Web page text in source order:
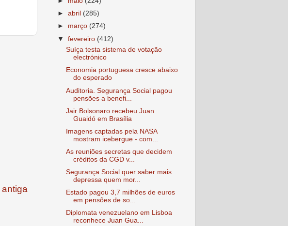
►abril (285)
► março (274)
▼fevereiro (412)
Suíça testa sistema de votação
electrónico
Economia portuguesa cresce abaixo
do esperado
Auditoria. Segurança Social pagou
pensões a benefi...
Jair Bolsonaro recebeu Juan
Guaidó em Brasília
Imagens captadas pela NASA
mostram icebergue - com...
As reuniões secretas que decidem
créditos da CGD v...
Segurança Social quer saber mais
depressa quem mor...
Estado pagou 3,7 milhões de euros
em pensões de so...
Diplomata venezuelano em Lisboa
reconhece Juan Gua...